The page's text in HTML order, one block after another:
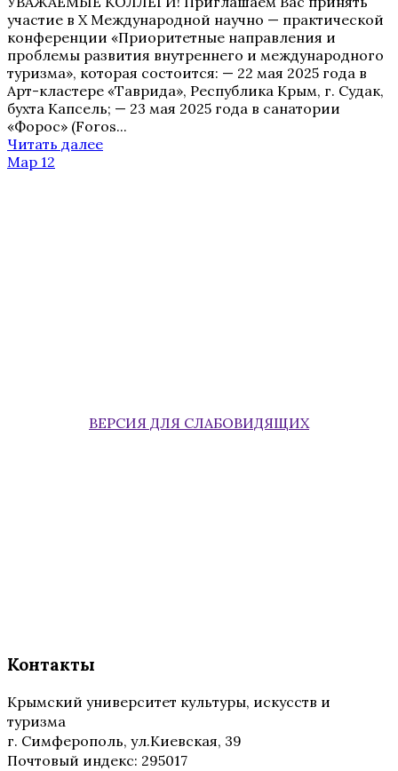
участие в X Международной научно — практической
конференции «Приоритетные направления и
проблемы развития внутреннего и международного
туризма», которая состоится: — 22 мая 2025 года в
Арт-кластере «Таврида», Республика Крым, г. Судак,
бухта Капсель; — 23 мая 2025 года в санатории
«Форос» (Foros...
Читать далее
Мар 12
ВЕРСИЯ ДЛЯ СЛАБОВИДЯЩИХ
Контакты
Крымский университет культуры, искусств и
туризма
г. Симферополь, ул.Киевская, 39
Почтовый индекс: 295017